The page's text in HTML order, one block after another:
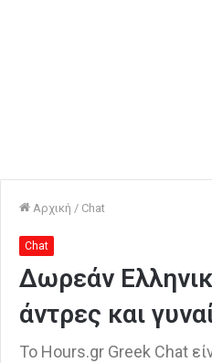
Αρχική / Chat
Chat
Δωρεάν
άντρες και
Το Hours.gr Greek Chat